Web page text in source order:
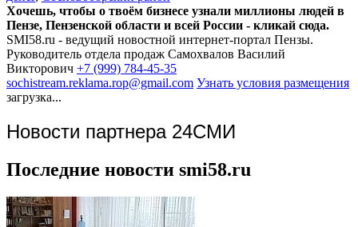
Хочешь, чтобы о твоём бизнесе узнали миллионы людей в
Пензе, Пензенской области и всей России - кликай сюда.
SMI58.ru - ведущий новостной интернет-портал Пензы.
Руководитель отдела продаж Самохвалов Василий
Викторович +7 (999) 784-45-35
sochistream.reklama.rop@gmail.com Узнать условия размещения
загрузка...
Новости партнера 24СМИ
Последние новости smi58.ru